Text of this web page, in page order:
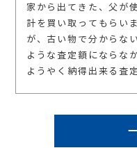
家から出てきた、父が
計を買い取ってもらい
が、古い物で分からな
ような査定額にならな
ようやく納得出来る査